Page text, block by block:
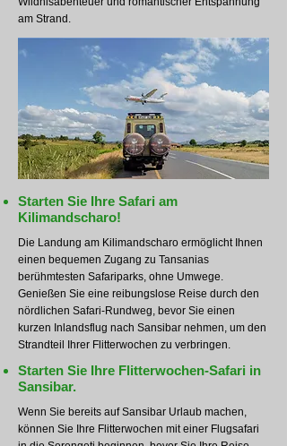
am Strand.
Starten Sie Ihre Safari am
Kilimandscharo!
Die Landung am Kilimandscharo ermöglicht Ihnen
einen bequemen Zugang zu Tansanias
berühmtesten Safariparks, ohne Umwege.
Genießen Sie eine reibungslose Reise durch den
nördlichen Safari-Rundweg, bevor Sie einen
kurzen Inlandsflug nach Sansibar nehmen, um den
Strandteil Ihrer Flitterwochen zu verbringen.
Starten Sie Ihre Flitterwochen-Safari in
Sansibar.
Wenn Sie bereits auf Sansibar Urlaub machen,
können Sie Ihre Flitterwochen mit einer Flugsafari